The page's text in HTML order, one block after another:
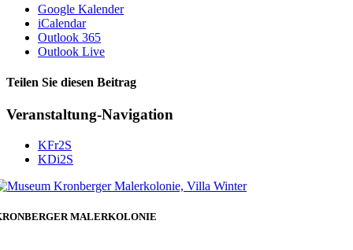
Google Kalender
iCalendar
Outlook 365
Outlook Live
Teilen Sie diesen Beitrag
Facebook
Veranstaltung-Navigation
KFr2S
KDi2S
MALERKOLONIE